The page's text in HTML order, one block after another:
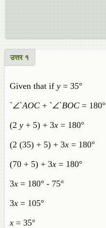
उत्तर १
Given that if y = 35°
`∠`AOC + `∠`BOC = 180°
(2 y + 5) + 3x = 180°
(2 (35) + 5) + 3x = 180°
(70 + 5) + 3x = 180°
3x = 180° - 75°
3x = 105°
x = 35°